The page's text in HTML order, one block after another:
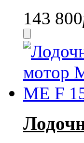
143 800